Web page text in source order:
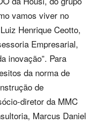
vamos viver no
Henrique Ceotto,
Empresarial,
inovação”. Para
da norma de
de
diretor da MMC
Marcus Daniel